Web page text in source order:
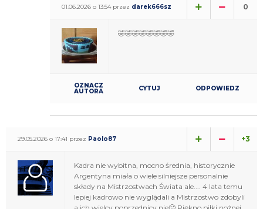
01.06.2026 o 13:54 przez darek666sz 0
🤣🤣🤣🤣🤣🤣🤣🤣
OZNACZ
AUTORA CYTUJ ODPOWIEDZ
29.05.2026 o 17:41 przez Paolo87 +3
Kadra nie wybitna, mocno średnia, historycznie
Argentyna miała o wiele silniejsze personalnie
składy na Mistrzostwach Świata ale.... 4 lata temu
lepiej kadrowo nie wyglądali a Mistrzostwo zdobyli